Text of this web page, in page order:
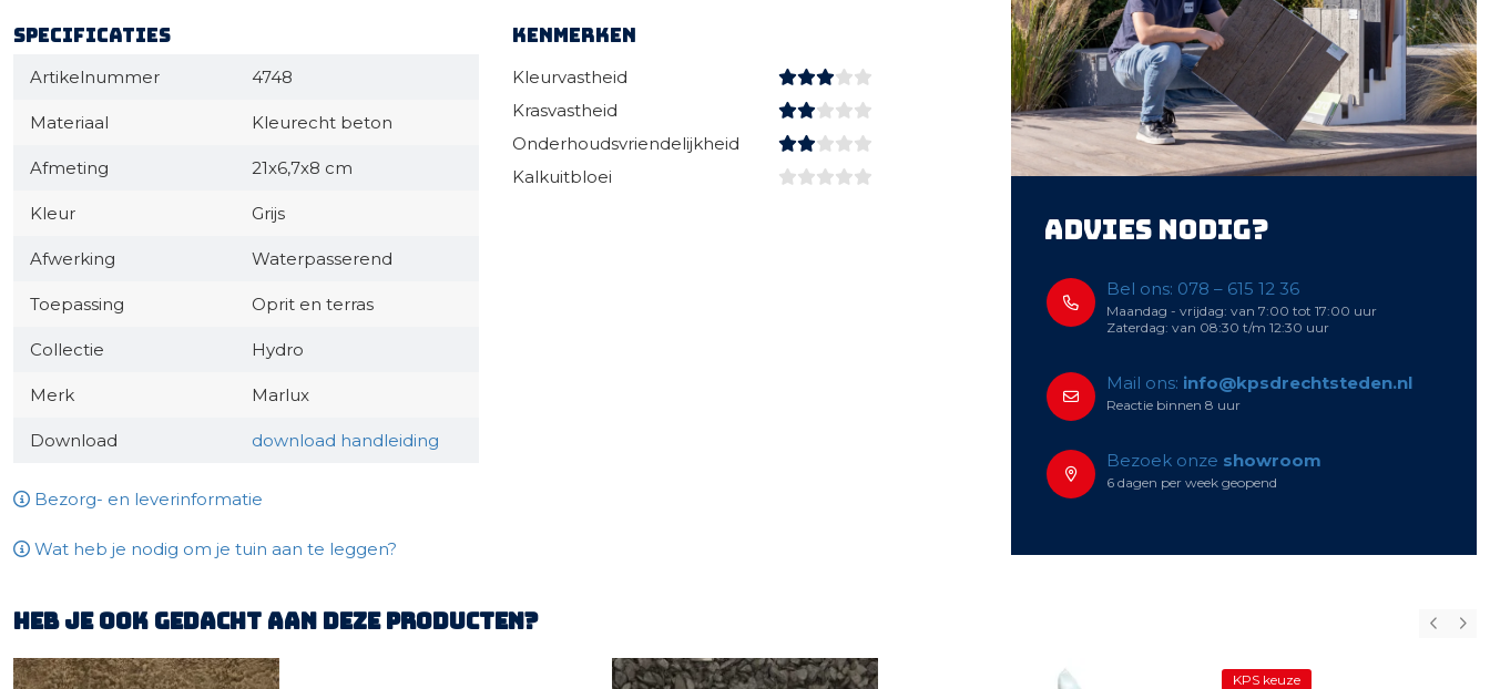
Specificaties
Artikelnummer 4748
Materiaal Kleurecht beton
Afmeting 21x6,7x8 cm
Kleur Grijs
Afwerking Waterpasserend
Toepassing Oprit en terras
Collectie Hydro
Merk Marlux
Download download handleiding
Kenmerken
Kleurvastheid
Krasvastheid
Onderhoudsvriendelijkheid
Kalkuitbloei
Bezorg- en leverinformatie
Wat heb je nodig om je tuin aan te leggen?
Advies nodig?
Bel ons: 078 – 615 12 36
Maandag - vrijdag: van 7:00 tot 17:00 uur
Zaterdag: van 08:30 t/m 12:30 uur
Mail ons: info@kpsdrechtsteden.nl
Reactie binnen 8 uur
Bezoek onze showroom
6 dagen per week geopend
Heb je ook gedacht aan deze producten?
KPS keuze